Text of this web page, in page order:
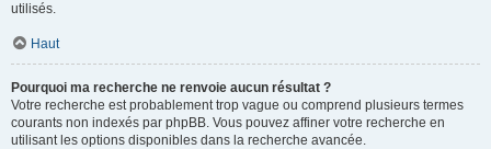
utilisés.
Haut
Pourquoi ma recherche ne renvoie aucun résultat ?
Votre recherche est probablement trop vague ou comprend plusieurs termes
courants non indexés par phpBB. Vous pouvez affiner votre recherche en
utilisant les options disponibles dans la recherche avancée.